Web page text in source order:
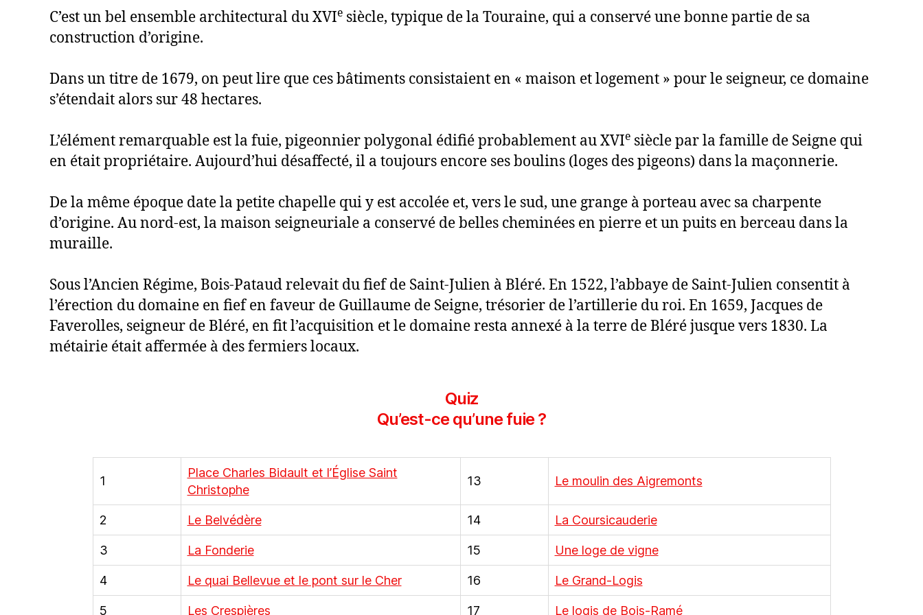
C’est un bel ensemble architectural du XVIe siècle, typique de la Touraine, qui a conservé une bonne partie de sa
construction d’origine.
Dans un titre de 1679, on peut lire que ces bâtiments consistaient en « maison et logement » pour le seigneur, ce domaine
s’étendait alors sur 48 hectares.
L’élément remarquable est la fuie, pigeonnier polygonal édifié probablement au XVIe siècle par la famille de Seigne qui
en était propriétaire. Aujourd’hui désaffecté, il a toujours encore ses boulins (loges des pigeons) dans la maçonnerie.
De la même époque date la petite chapelle qui y est accolée et, vers le sud, une grange à porteau avec sa charpente
d’origine. Au nord-est, la maison seigneuriale a conservé de belles cheminées en pierre et un puits en berceau dans la
muraille.
Sous l’Ancien Régime, Bois-Pataud relevait du fief de Saint-Julien à Bléré. En 1522, l’abbaye de Saint-Julien consentit à
l’érection du domaine en fief en faveur de Guillaume de Seigne, trésorier de l’artillerie du roi. En 1659, Jacques de
Faverolles, seigneur de Bléré, en fit l’acquisition et le domaine resta annexé à la terre de Bléré jusque vers 1830. La
métairie était affermée à des fermiers locaux.
Quiz
Qu’est-ce qu’une fuie ?
1
Place Charles Bidault et l’Église Saint
Christophe
13 Le moulin des Aigremonts
2 Le Belvédère 14 La Coursicauderie
3 La Fonderie 15 Une loge de vigne
4 Le quai Bellevue et le pont sur le Cher 16 Le Grand-Logis
5 Les Crespières 17 Le logis de Bois-Ramé